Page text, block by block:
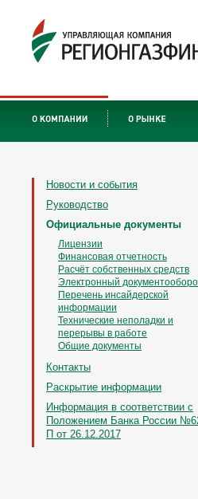
Новости и события
Руководство
Официальные документы
Лицензии
Финансовая отчетность
Расчёт собственных средств
Электронный
Перечень инсайдерской
информации
Технические неполадки и
перерывы в работе
Общие документы
Контакты
Раскрытие информации
Информация в соответствии с
Положением Банка России
П от 26.12.2017